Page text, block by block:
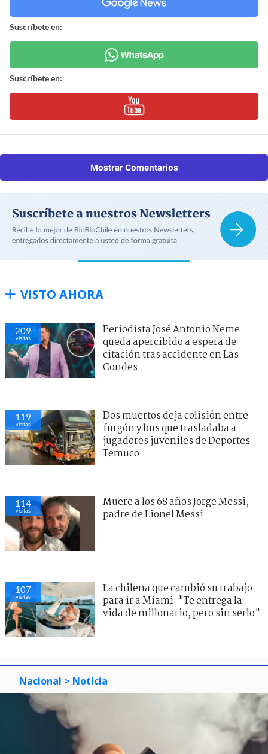
Suscríbete en:
Suscríbete en:
Mostrar Comentarios
VISTO AHORA
209
visitas
Periodista José Antonio Neme
queda apercibido a espera de
citación tras accidente en Las
Condes
119
visitas
Dos muertos deja colisión entre
furgón y bus que trasladaba a
jugadores juveniles de Deportes
Temuco
114
visitas
Muere a los 68 años Jorge Messi,
padre de Lionel Messi
107
visitas
La chilena que cambió su trabajo
para ir a Miami: "Te entrega la
vida de millonario, pero sin serlo"
Nacional > Noticia